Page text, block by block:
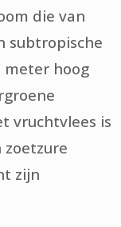
die van
subtropische
meter hoog
vruchtvlees is
zijn